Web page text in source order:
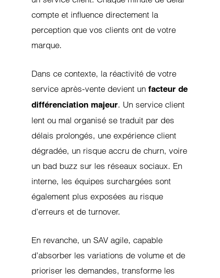
compte et influence directement la
perception que vos clients ont de votre
marque.
Dans ce contexte, la réactivité de votre
service après-vente devient unfacteur de
différenciation majeur. Un service client
lent ou mal organisé se traduit par des
délais prolongés, une expérience client
dégradée, un risque accru de churn, voire
un bad buzz sur les réseaux sociaux. En
interne, les équipes surchargées sont
également plus exposées au risque
d’erreurs et de turnover.
En revanche, un SAV agile, capable
d’absorber les variations de volume et de
prioriser les demandes, transforme les